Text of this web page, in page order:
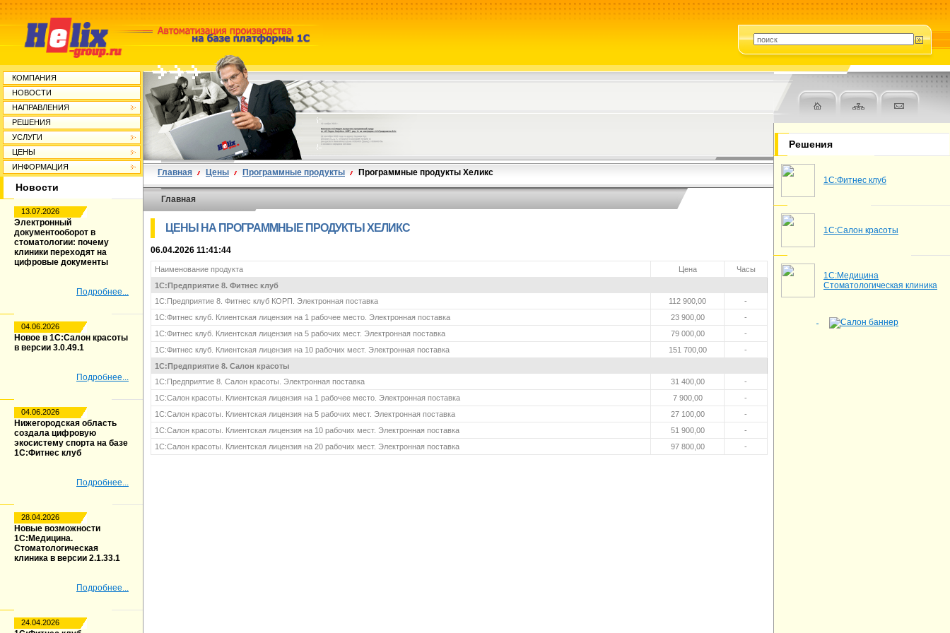
КОМПАНИЯ
НОВОСТИ
НАПРАВЛЕНИЯ
РЕШЕНИЯ
УСЛУГИ
ЦЕНЫ
ИНФОРМАЦИЯ
Новости
13.07.2026
Электронный
документооборот в
стоматологии: почему
клиники переходят на
цифровые документы
Подробнее...
04.06.2026
Новое в 1С:Салон красоты
в версии 3.0.49.1
Подробнее...
04.06.2026
Нижегородская область
создала цифровую
экосистему спорта на базе
1С:Фитнес клуб
Подробнее...
28.04.2026
Новые возможности
1С:Медицина.
Стоматологическая
клиника в версии 2.1.33.1
Подробнее...
24.04.2026
Главная Цены Программные продукты Программные продукты Хеликс
Главная
ЦЕНЫ НА ПРОГРАММНЫЕ ПРОДУКТЫ ХЕЛИКС
06.04.2026 11:41:44
Наименование продукта Цена
Часы
1С:Предприятие 8. Фитнес клуб
1С:Предприятие 8. Фитнес клуб КОРП. Электронная поставка
112 900,00
-
1С:Фитнес клуб. Клиентская лицензия на 1 рабочее место. Электронная поставка
23 900,00
-
1С:Фитнес клуб. Клиентская лицензия на 5 рабочих мест. Электронная поставка
79 000,00
-
1С:Фитнес клуб. Клиентская лицензия на 10 рабочих мест. Электронная поставка
151 700,00
-
1С:Предприятие 8. Салон красоты
1С:Предприятие 8. Салон красоты. Электронная поставка
31 400,00
-
1С:Салон красоты. Клиентская лицензия на 1 рабочее место. Электронная поставка
7 900,00
-
1С:Салон красоты. Клиентская лицензия на 5 рабочих мест. Электронная поставка
27 100,00
-
1С:Салон красоты. Клиентская лицензия на 10 рабочих мест. Электронная поставка
51 900,00
-
1С:Салон красоты. Клиентская лицензия на 20 рабочих мест. Электронная поставка
97 800,00 -
Решения
1С:Фитнес клуб
1С:Салон красоты
1С:Медицина
Стоматологическая клиника